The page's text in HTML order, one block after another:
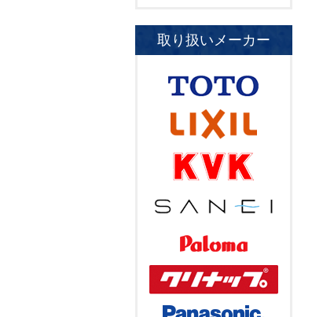
取り扱いメーカー